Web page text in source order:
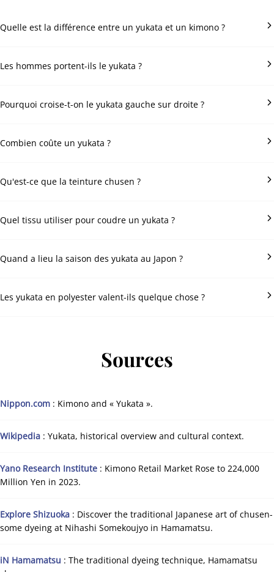
Quelle est la différence entre un yukata et un kimono ?
décontractée en été. Le kimono est généralement en soie, doublé,
apparaît à l’encolure, c’est un kimono.
Les hommes portent-ils le yukata ?
la taille, dans des couleurs et motifs plus sobres. Ils se nouent avec
thermales.
Pourquoi croise-t-on le yukata gauche sur droite ?
personnes vivantes au Japon, pour le yukata comme pour le kimono.
plus graves de l’habillement japonais.
Combien coûte un yukata ?
yens, soit environ 20 à 180 euros. Les pièces en polyester produites
entre les deux.
Qu'est-ce que la teinture chusen ?
la teinture liquide est versée à travers le tissu plié et empilé, pendant
technique survit dans une poignée d’ateliers, principalement à
Quel tissu utiliser pour coudre un yukata ?
choix traditionnel. Le seersucker japonais (shijira-ori) convient
4 mètres de tissu moderne en laize de 110 cm pour un yukata adulte.
Quand a lieu la saison des yukata au Japon ?
et août lors des grands festivals comme le Gion Matsuri de Kyoto et
Les yukata en polyester valent-ils quelque chose ?
sèchent vite et se lavent facilement. Le coton traditionnel respire
plus naturellement et vieillit plus joliment, mais un yukata en
Sources
Nippon.com : Kimono and « Yukata ».
Wikipedia : Yukata, historical overview and cultural context.
Yano Research Institute : Kimono Retail Market Rose to 224,000
Million Yen in 2023.
Explore Shizuoka : Discover the traditional Japanese art of chusen-
some dyeing at Nihashi Somekoujyo in Hamamatsu.
iN Hamamatsu : The traditional dyeing technique, Hamamatsu